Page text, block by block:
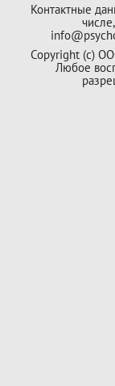
Контактные
Copyright (с)
Любое